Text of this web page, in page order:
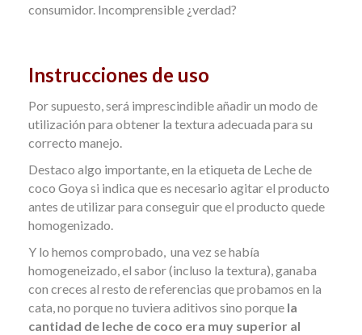
consumidor. Incomprensible ¿verdad?
Instrucciones de uso
Por supuesto, será imprescindible añadir un modo de
utilización para obtener la textura adecuada para su
correcto manejo.
Destaco algo importante, en la etiqueta de Leche de
coco Goya si indica que es necesario agitar el producto
antes de utilizar para conseguir que el producto quede
homogenizado.
Y lo hemos comprobado, una vez se había
homogeneizado, el sabor (incluso la textura), ganaba
con creces al resto de referencias que probamos en la
cata, no porque no tuviera aditivos sino porque la
cantidad de leche de coco era muy superior al